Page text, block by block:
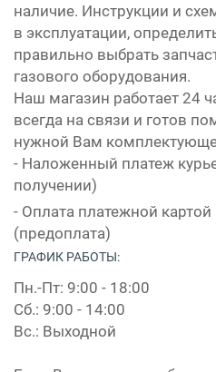
наличие. Инструкции и
в эксплуатации,
правильно выбрать
газового оборудования.
Наш магазин работает 24
всегда на связи и готов
нужной Вам
- Наложенный платеж
получении)
- Оплата платежной
(предоплата)
ГРАФИК РАБОТЫ:
Пн.-Пт: 9:00 - 18:00
Сб.: 9:00 - 14:00
Вс.: Выходной